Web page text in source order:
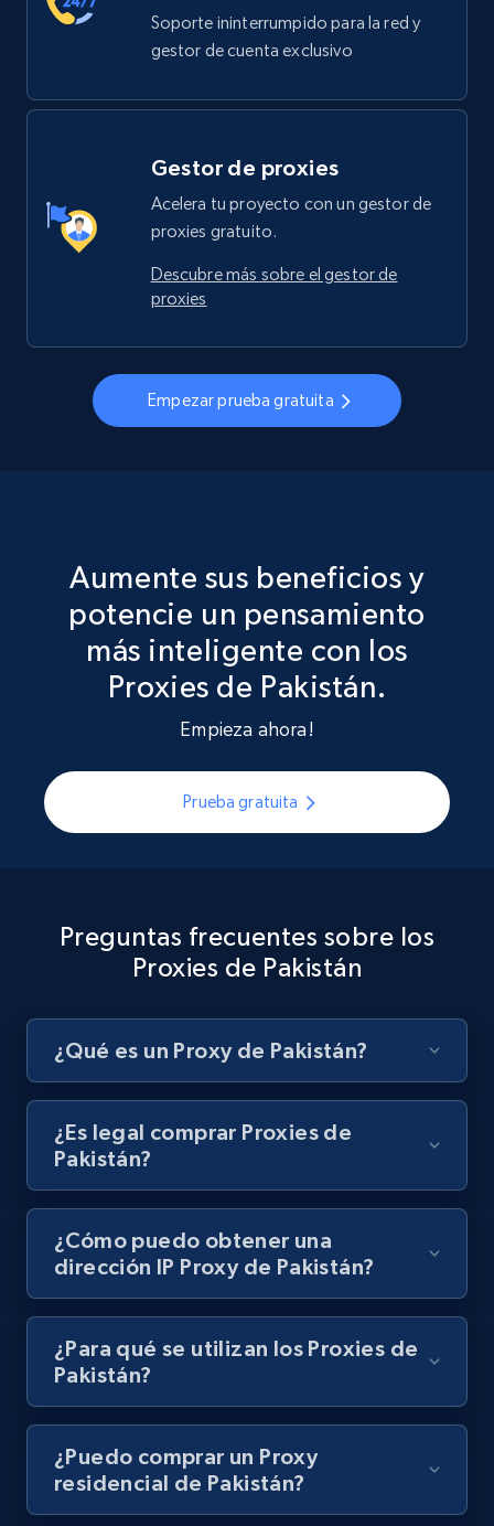
Soporte ininterrumpido para la red y
gestor de cuenta exclusivo
Gestor de proxies
Acelera tu proyecto con un gestor de
proxies gratuito.
Descubre más sobre el gestor de
proxies
Empezar prueba gratuita
Aumente sus beneficios y
potencie un pensamiento
más inteligente con los
Proxies de Pakistán.
Empieza ahora!
Prueba gratuita
Preguntas frecuentes sobre los
Proxies de Pakistán
¿Qué es un Proxy de Pakistán?
¿Es legal comprar Proxies de
Pakistán?
¿Cómo puedo obtener una
dirección IP Proxy de Pakistán?
¿Para qué se utilizan los Proxies de
Pakistán?
¿Puedo comprar un Proxy
residencial de Pakistán?